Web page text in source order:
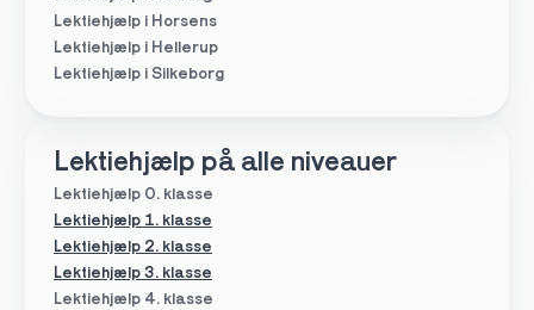
Lektiehjælp i Horsens
Lektiehjælp i Hellerup
Lektiehjælp i Silkeborg
Lektiehjælp på alle niveauer
Lektiehjælp 0. klasse
Lektiehjælp 4. klasse
Lektiehjælp 1. klasse
Lektiehjælp 2. klasse
Lektiehjælp 3. klasse